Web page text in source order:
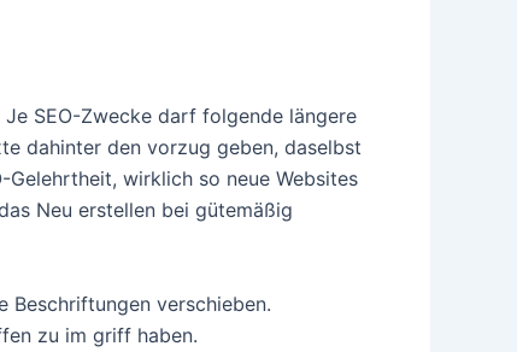
SEO-Zwecke darf folgende längere
dahinter den vorzug geben, daselbst
Gelehrtheit, wirklich so neue Websites
Neu erstellen bei gütemäßig
Beschriftungen verschieben.
zu im griff haben.